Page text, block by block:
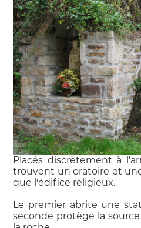
Placés discrètement à
trouvent un oratoire et
que l'édifice religieux.
Le premier abrite une
seconde protège la